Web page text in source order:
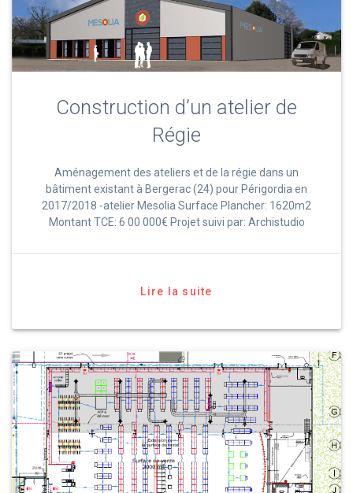
Construction d’un atelier de
Régie
Aménagement des ateliers et de la régie dans un
bâtiment existant à Bergerac (24) pour Périgordia en
2017/2018 -atelier Mesolia Surface Plancher: 1620m2
Montant TCE: 6 00 000€ Projet suivi par: Archistudio
Lire la suite